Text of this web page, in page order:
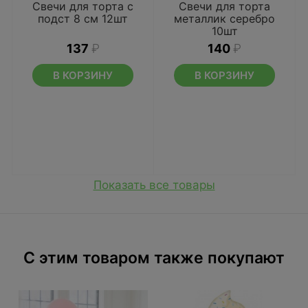
Свечи для торта с
подст 8 см 12шт
137 ₽
В КОРЗИНУ
Свечи для торта
металлик серебро
10шт
140 ₽
В КОРЗИНУ
Показать все товары
C этим товаром также покупают